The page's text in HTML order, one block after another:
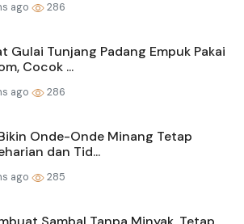
ago 286
Gulai Tunjang Padang Empuk Pakai
Cocok ...
ago 286
Onde-Onde Minang Tetap
dan Tid...
ago 285